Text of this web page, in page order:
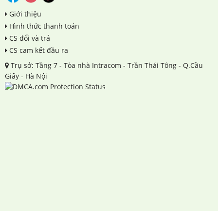
Giới thiệu
Hình thức thanh toán
CS đổi và trả
CS cam kết đầu ra
Trụ sở: Tầng 7 - Tòa nhà Intracom - Trần Thái Tông - Q.Cầu
Giấy - Hà Nội